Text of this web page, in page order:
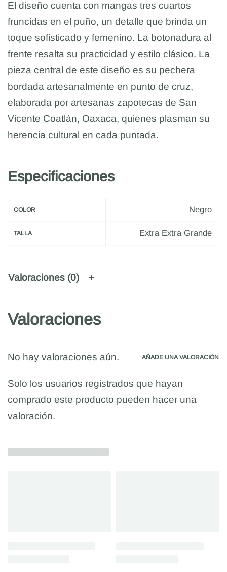
El diseño cuenta con mangas tres cuartos
fruncidas en el puño, un detalle que brinda un
toque sofisticado y femenino. La botonadura al
frente resalta su practicidad y estilo clásico. La
pieza central de este diseño es su pechera
bordada artesanalmente en punto de cruz,
elaborada por artesanas zapotecas de San
Vicente Coatlán, Oaxaca, quienes plasman su
herencia cultural en cada puntada.
Especificaciones
COLOR Negro
TALLA Extra Extra Grande
Valoraciones (0)
Valoraciones
No hay valoraciones aún. AÑADE UNA VALORACIÓN
Solo los usuarios registrados que hayan
comprado este producto pueden hacer una
valoración.